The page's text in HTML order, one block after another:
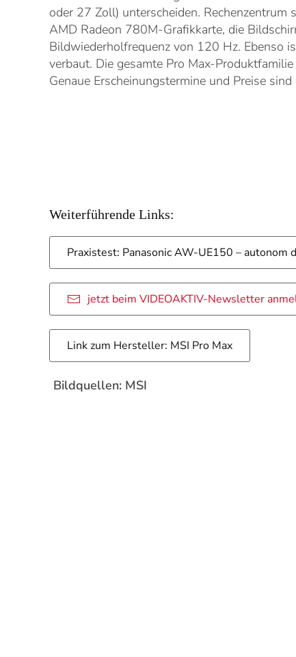
oder 27 Zoll) unterscheiden.
AMD Radeon 780M-Grafikkarte, die
Bildwiederholfrequenz von 120 Hz. Ebenso
verbaut. Die gesamte Pro Max-
Genaue Erscheinungstermine und Preise
Weiterführende Links:
Praxistest: Panasonic AW-UE150 – autonom
jetzt beim VIDEOAKTIV-Newsletter
Link zum Hersteller: MSI Pro Max
Bildquellen: MSI